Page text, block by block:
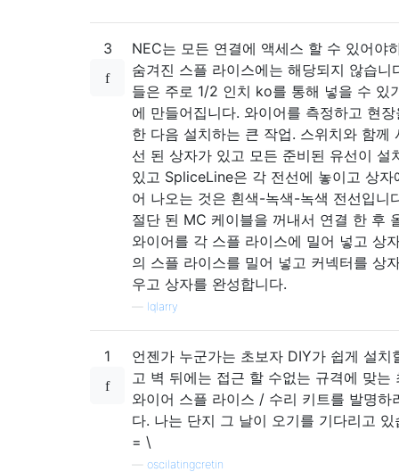
3
NEC는 모든 연결에 액세스 할 수 있어야
숨겨진 스플 라이스에는 해당되지 않습니
들은 주로 1/2 인치 ko를 통해 넣을 수 있
에 만들어집니다. 와이어를 측정하고 현
한 다음 설치하는 큰 작업. 스위치와 함께
선 된 상자가 있고 모든 준비된 유선이 설
있고 SpliceLine은 각 전선에 놓이고 상자
어 나오는 것은 흰색-녹색-녹색 전선입니
절단 된 MC 케이블을 꺼내서 연결 한 후
와이어를 각 스플 라이스에 밀어 넣고 상
의 스플 라이스를 밀어 넣고 커넥터를 상
우고 상자를 완성합니다.
lqlarry
1
언젠가 누군가는 초보자 DIY가 쉽게 설치
고 벽 뒤에는 접근 할 수없는 규격에 맞는
와이어 스플 라이스 / 수리 키트를 발명하
다. 나는 단지 그 날이 오기를 기다리고 있
= \
oscilatingcretin